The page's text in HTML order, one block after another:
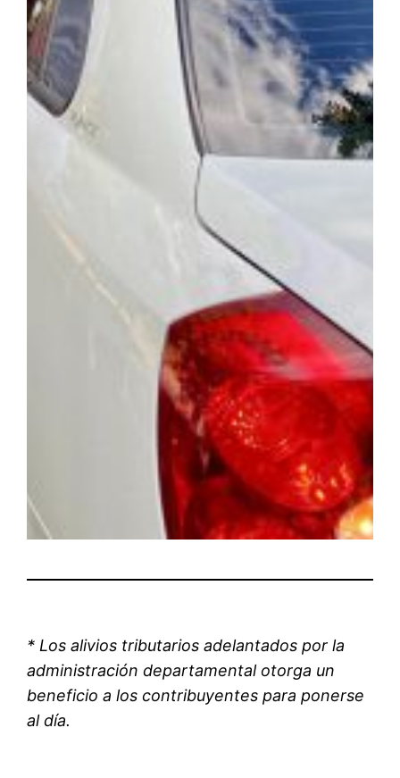
* Los alivios tributarios adelantados por la
administración departamental otorga un
beneficio a los contribuyentes para ponerse
al día.